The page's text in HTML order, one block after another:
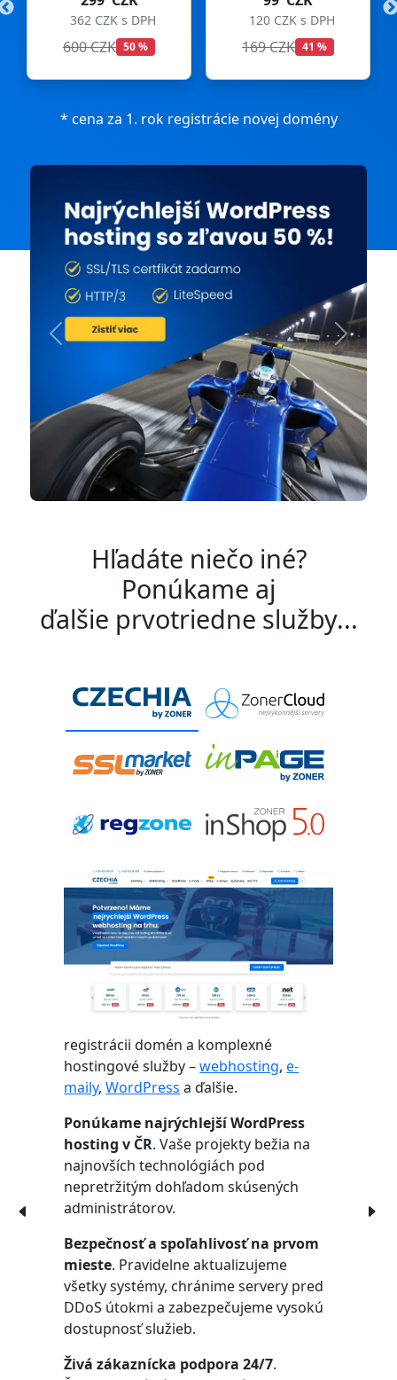
362 CZK s DPH
600 CZK 50 %
120 CZK s DPH
169 CZK 41 %
* cena za 1. rok registrácie novej domény
Previous Next
Hľadáte niečo iné?
Ponúkame aj
ďalšie prvotriedne služby...
registrácii domén a komplexné
hostingové služby –webhosting,e-
maily,WordPress a ďalšie.
Ponúkame najrýchlejší WordPress
hosting v ČR. Vaše projekty bežia na
najnovších technológiách pod
nepretržitým dohľadom skúsených
administrátorov.
Bezpečnosť a spoľahlivosť na prvom
mieste. Pravidelne aktualizujeme
všetky systémy, chránime servery pred
DDoS útokmi a zabezpečujeme vysokú
dostupnosť služieb.
Živá zákaznícka podpora 24/7.